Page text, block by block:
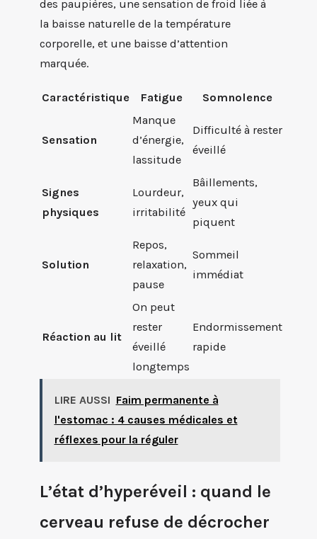
des paupières, une sensation de froid liée à
la baisse naturelle de la température
corporelle, et une baisse d’attention
marquée.
Caractéristique Fatigue Somnolence
Sensation
Manque
d’énergie,
lassitude
Difficulté à rester
éveillé
Signes
physiques
Lourdeur,
irritabilité
Bâillements,
yeux qui
piquent
Solution
Repos,
relaxation,
pause
Sommeil
immédiat
Réaction au lit
On peut
rester
éveillé
longtemps
Endormissement
rapide
LIRE AUSSI Faim permanente à
l'estomac : 4 causes médicales et
réflexes pour la réguler
L’état d’hyperéveil : quand le
cerveau refuse de décrocher